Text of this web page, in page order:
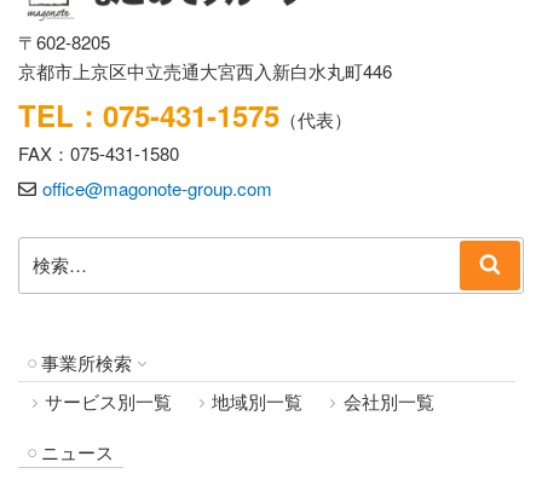
〒602-8205
京都市上京区中立売通大宮西入新白水丸町446
TEL：075-431-1575 （代表）
FAX：075-431-1580
office@magonote-group.com
索:
索
事業所検索
サービス別一覧
地域別一覧
会社別一覧
ニュース